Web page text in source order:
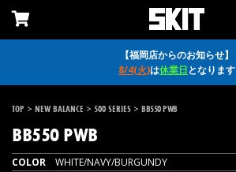
【福岡店からのお知らせ】
8/4(火)は休業日となります
TOP > NEW BALANCE > 500 SERIES > BB550 PWB
BB550 PWB
COLOR
WHITE/NAVY/BURGUNDY